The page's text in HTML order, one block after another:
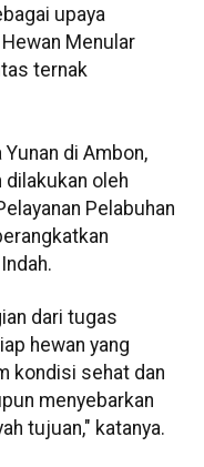
upaya
Menular
ternak
di Ambon,
dilakukan oleh
Pelabuhan
dari tugas
hewan yang
kondisi sehat dan
menyebarkan
tujuan," katanya.